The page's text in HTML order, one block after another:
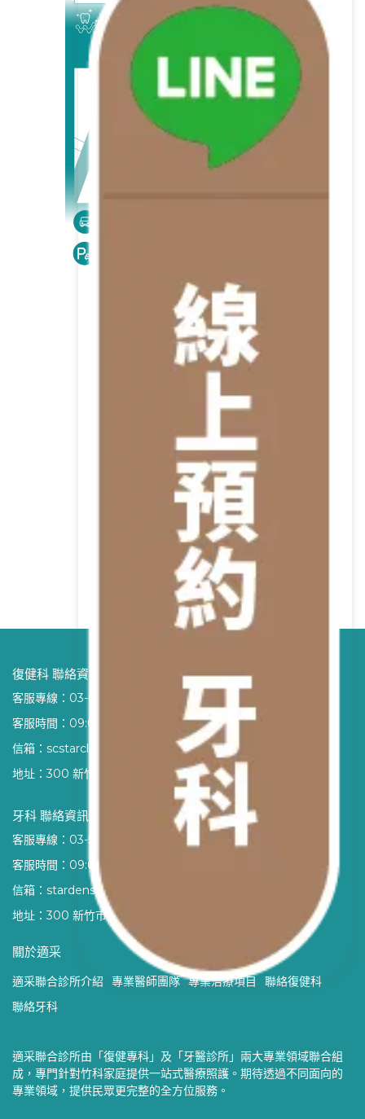
復健科 聯絡資訊
客服專線： 03-6686-700（點擊可撥打）
客服時間：09:00 - 21:00
信箱：scstarclinic@gmail.com
地址：300 新竹市東區占梅路2號1樓
牙科 聯絡資訊
客服專線： 03-5779-068（點擊可撥打）
客服時間：09:00 - 21:00
信箱：stardenshc@gmail.com
地址：300 新竹市東區占梅路2號1樓
關於適采
適采聯合診所介紹 專業醫師團隊 專業治療項目
聯絡復健科
聯絡牙科
適采聯合診所由「復健專科」及「牙醫診所」兩大專業領域聯合組
成，專門針對竹科家庭提供一站式醫療照護。期待透過不同面向的
專業領域，提供民眾更完整的全方位服務。